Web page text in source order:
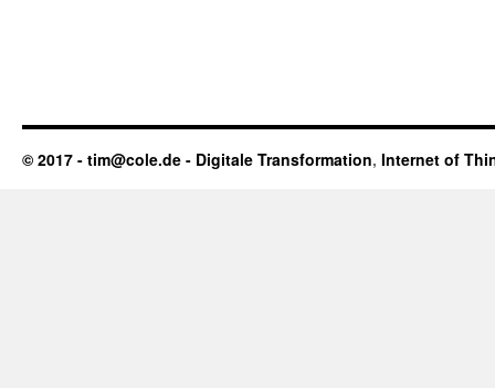
© 2017 - tim@cole.de - Digitale Transformation, Internet of